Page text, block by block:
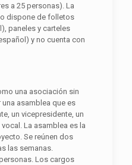
a 25 personas). La
dispone de folletos
paneles y carteles
y no cuenta con
una asociación sin
asamblea que es
un vicepresidente, un
La asamblea es la
Se reúnen dos
las semanas.
Los cargos